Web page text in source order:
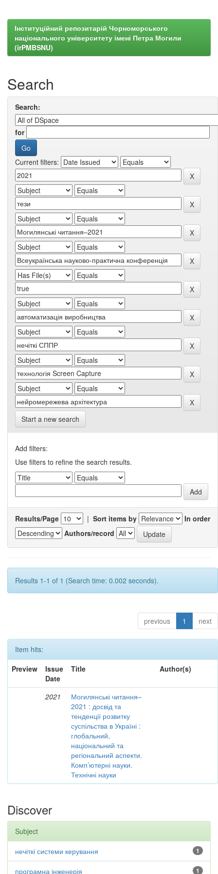
Інституційний репозитарій Чорноморського
національного університету імені Петра Могили
(irPMBSNU)
Search
Search:
for
Current filters:
Start a new search
Add filters:
Use filters to refine the search results.
Results/Page | Sort items by
In order
Authors/record
Results 1-1 of 1 (Search time: 0.002 seconds).
previous 1 next
Item hits:
Preview
Issue
Date
Title Author(s)
2021
Могилянські читання–
2021 : досвід та
тенденції розвитку
суспільства в Україні :
глобальний,
національний та
регіональний аспекти.
Комп’ютерні науки.
Технічні науки
Discover
Subject
1
нечіткі системи керування
1
програмна інженерія